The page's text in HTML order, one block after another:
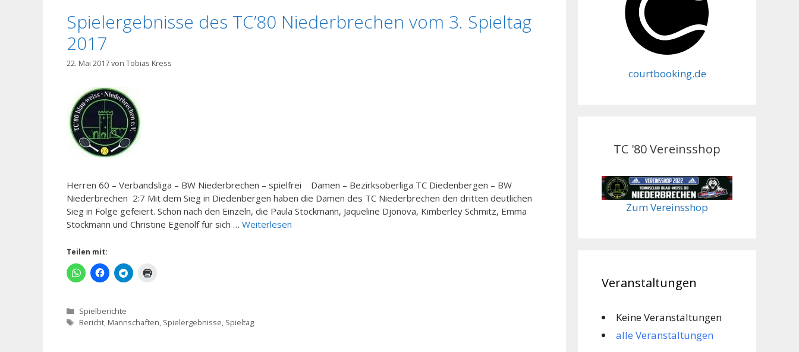
Spielergebnisse des TC’80 Niederbrechen vom 3. Spieltag
2017
22. Mai 2017von Tobias Kress
Herren 60 – Verbandsliga – BW Niederbrechen – spielfrei Damen – Bezirksoberliga TC Diedenbergen – BW
Niederbrechen 2:7 Mit dem Sieg in Diedenbergen haben die Damen des TC Niederbrechen den dritten deutlichen
Sieg in Folge gefeiert. Schon nach den Einzeln, die Paula Stockmann, Jaqueline Djonova, Kimberley Schmitz, Emma
Stockmann und Christine Egenolf für sich … Weiterlesen
Teilen mit:
Kategorien
Spielberichte
Schlagwörter
Bericht, Mannschaften, Spielergebnisse, Spieltag
courtbooking.de
TC '80 Vereinsshop
Zum Vereinsshop
Veranstaltungen
Keine Veranstaltungen
alle Veranstaltungen